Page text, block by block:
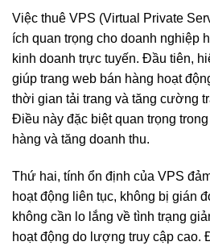
Việc thuê VPS (Virtual Private
ích quan trọng cho doanh nghiệp
kinh doanh trực tuyến. Đầu tiên,
giúp trang web bán hàng hoạt
thời gian tải trang và tăng cường
Điều này đặc biệt quan trọng
hàng và tăng doanh thu.
Thứ hai, tính ổn định của VPS
hoạt động liên tục, không bị gián
không cần lo lắng về tình trạng
hoạt động do lượng truy cập cao.